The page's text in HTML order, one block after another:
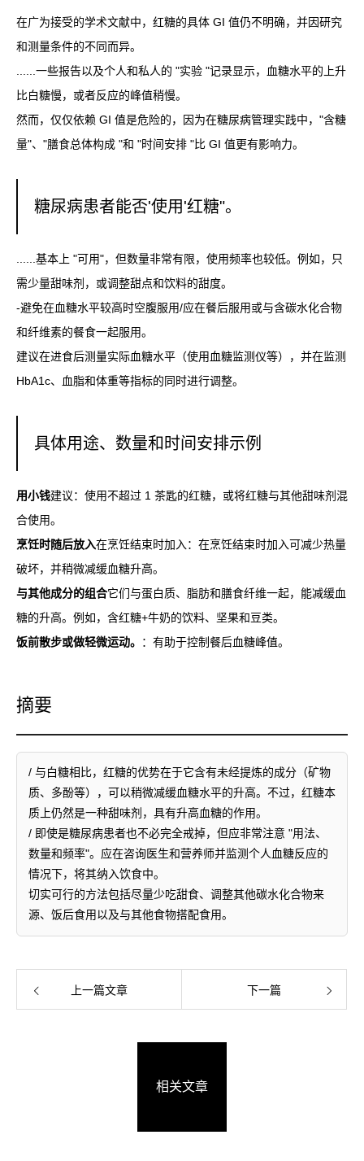
在广为接受的学术文献中，红糖的具体 GI 值仍不明确，并因研究
和测量条件的不同而异。
......一些报告以及个人和私人的 "实验 "记录显示，血糖水平的上升
比白糖慢，或者反应的峰值稍慢。
然而，仅仅依赖 GI 值是危险的，因为在糖尿病管理实践中，"含糖
量"、"膳食总体构成 "和 "时间安排 "比 GI 值更有影响力。
糖尿病患者能否'使用'红糖"。
......基本上 "可用"，但数量非常有限，使用频率也较低。例如，只
需少量甜味剂，或调整甜点和饮料的甜度。
-避免在血糖水平较高时空腹服用/应在餐后服用或与含碳水化合物
和纤维素的餐食一起服用。
建议在进食后测量实际血糖水平（使用血糖监测仪等），并在监测
HbA1c、血脂和体重等指标的同时进行调整。
具体用途、数量和时间安排示例
用小钱建议：使用不超过 1 茶匙的红糖，或将红糖与其他甜味剂混
合使用。
烹饪时随后放入在烹饪结束时加入：在烹饪结束时加入可减少热量
破坏，并稍微减缓血糖升高。
与其他成分的组合它们与蛋白质、脂肪和膳食纤维一起，能减缓血
糖的升高。例如，含红糖+牛奶的饮料、坚果和豆类。
饭前散步或做轻微运动。
：有助于控制餐后血糖峰值。
摘要
/ 与白糖相比，红糖的优势在于它含有未经提炼的成分（矿物
质、多酚等），可以稍微减缓血糖水平的升高。不过，红糖本
质上仍然是一种甜味剂，具有升高血糖的作用。
/ 即使是糖尿病患者也不必完全戒掉，但应非常注意 "用法、
数量和频率"。应在咨询医生和营养师并监测个人血糖反应的
情况下，将其纳入饮食中。
切实可行的方法包括尽量少吃甜食、调整其他碳水化合物来
源、饭后食用以及与其他食物搭配食用。
上一篇文章 下一篇
相关文章